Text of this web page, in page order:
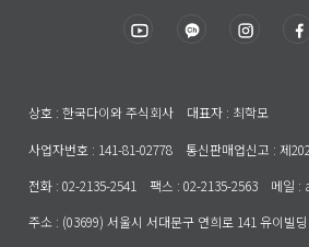
상호 : 한국다이와 주식회사 대표자 : 최학모
사업자번호 : 141-81-02778 통신판매업신고 : 제
전화 : 02-2135-2541 팩스 : 02-2135-2563 메일
주소 : (03699) 서울시 서대문구 연희로 141 유이빌딩